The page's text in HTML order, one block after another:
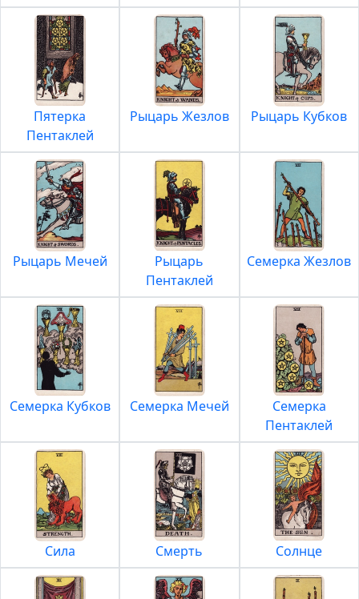
Пятерка
Пентаклей
Рыцарь Жезлов Рыцарь Кубков
Рыцарь Мечей
Рыцарь
Пентаклей
Семерка Жезлов
Семерка Кубков Семерка Мечей
Семерка
Пентаклей
Сила Смерть Солнце